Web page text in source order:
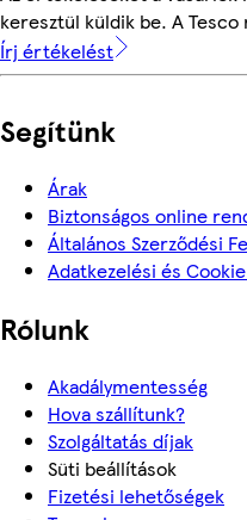
keresztül küldik be. A
Írj értékelést
Segítünk
Árak
Biztonságos online
Általános Szerződési
Adatkezelési és
Rólunk
Akadálymentesség
Hova szállítunk?
Szolgáltatás díjak
Süti beállítások
Fizetési lehetőségek